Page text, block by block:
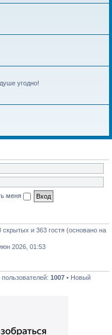
угодно!
меня
скрытых и 363 гостя (основано на
2026, 01:53
пользователей: 1007 • Новый